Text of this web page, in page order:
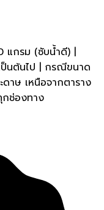
แกรม (ซับน้ำดี) |
นต้นไป | กรณีขนาด
าษ เหนือจากตาราง
กช่องทาง